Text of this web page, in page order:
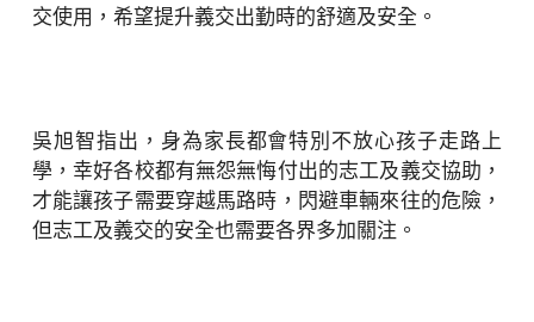
交使用，希望提升義交出勤時的舒適及安全。
吳旭智指出，身為家長都會特別不放心孩子走路上
學，幸好各校都有無怨無悔付出的志工及義交協助，
才能讓孩子需要穿越馬路時，閃避車輛來往的危險，
但志工及義交的安全也需要各界多加關注。